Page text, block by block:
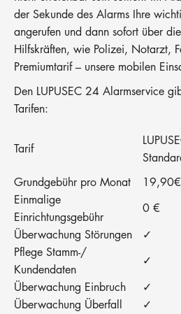
der Sekunde des Alarms Ihre
angerufen und dann sofort über
Hilfskräften, wie Polizei, Notarzt,
Premiumtarif – unsere mobilen
Den LUPUSEC 24 Alarmservice
Tarifen:
Tarif
Grundgebühr pro Monat
Einmalige
Einrichtungsgebühr
0 €
Überwachung Störungen
✓
Pflege Stamm-/
Kundendaten
✓
Überwachung Einbruch
✓
Überwachung Überfall
✓